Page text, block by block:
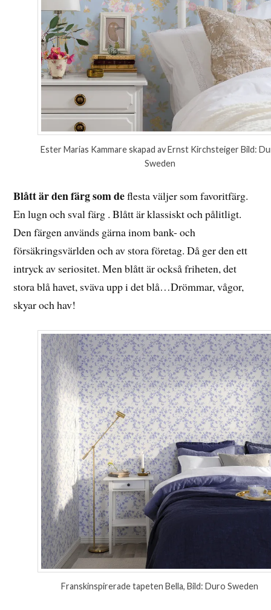
Ester Marias Kammare skapad av Ernst Kirchsteiger Bild:
Sweden
Blått är den färg som deflesta väljer som favoritfärg.
En lugn och sval färg . Blått är klassiskt och pålitligt.
Den färgen används gärna inom bank- och
försäkringsvärlden och av stora företag. Då ger den ett
intryck av seriositet. Men blått är också friheten, det
stora blå havet, sväva upp i det blå…Drömmar, vågor,
skyar och hav!
Franskinspirerade tapeten Bella, Bild: Duro Sweden